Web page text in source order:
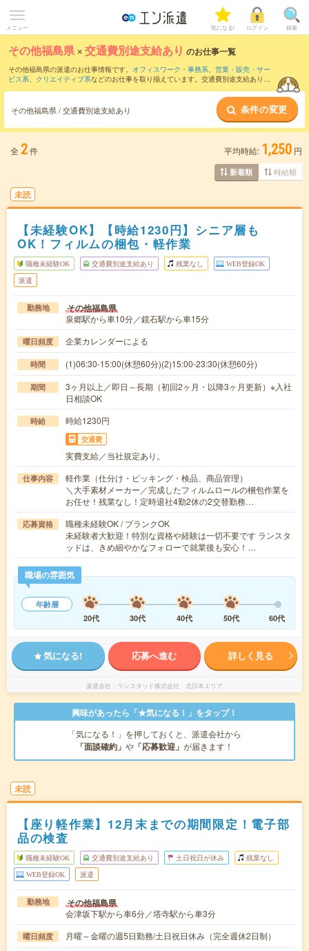
メニュー 気になる! ログイン 検索
その他福島県 ×交通費別途支給あり のお仕事一覧
その他福島県の派遣のお仕事情報です。 オフィスワーク・事務系、 営業・販売・サー
ビス系、 クリエイティブ系などのお仕事を取り揃えています。交通費別途支給ありの
その他福島県 / 交通費別途支給あり 条件の変更
全 2件 平均時給: 1,250 円
新着順 時給順
未読
【未経験OK】【時給1230円】シニア層も
OK！フィルムの梱包・軽作業
職種未経験OK 交通費別途支給あり 残業なし WEB登録OK
派遣
勤務地 その他福島県
泉郷駅から車10分／鏡石駅から車15分
曜日頻度 企業カレンダーによる
時間 (1)06:30-15:00(休憩60分)(2)15:00-23:30(休憩60分)
期間
3ヶ月以上／即日～長期（初回2ヶ月・以降3ヶ月更新）※入社
日相談OK
時給 時給1230円
交通費
実費支給／当社規定あり。
仕事内容
軽作業（仕分け・ピッキング・検品、商品管理）
＼大手素材メーカー／完成したフィルムロールの梱包作業を
お任せ！残業なし！定時退社4勤2休の2交替勤務…
応募資格
職種未経験OK / ブランクOK
未経験者大歓迎！特別な資格や経験は一切不要です ランスタ
ッドは、きめ細やかなフォローで就業後も安心！…
職場の雰囲気
年齢層
20代
30代 40代 50代 60代
気になる! 応募へ進む 詳しく見る
派遣会社 ランスタッド株式会社 北日本エリア
興味があったら「★気になる！」をタップ！
「気になる！」を押しておくと、派遣会社から
「面談確約」 や 「応募歓迎」 が届きます！
未読
【座り軽作業】12月末までの期間限定！電子部
品の検査
職種未経験OK 交通費別途支給あり 土日祝日が休み 残業なし
WEB登録OK 派遣
勤務地 その他福島県
会津坂下駅から車6分／塔寺駅から車3分
曜日頻度 月曜～金曜の週5日勤務/土日祝日休み（完全週休2日制）